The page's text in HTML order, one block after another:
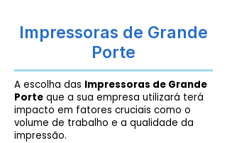
Impressoras de Grande
Porte
A escolha das Impressoras de Grande
Porte que a sua empresa utilizará terá
impacto em fatores cruciais como o
volume de trabalho e a qualidade da
impressão.